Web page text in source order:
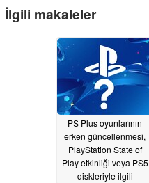
İlgili makaleler
PS Plus oyunlarının
erken güncellenmesi,
PlayStation State of
Play etkinliği veya PS5
diskleriyle ilgili